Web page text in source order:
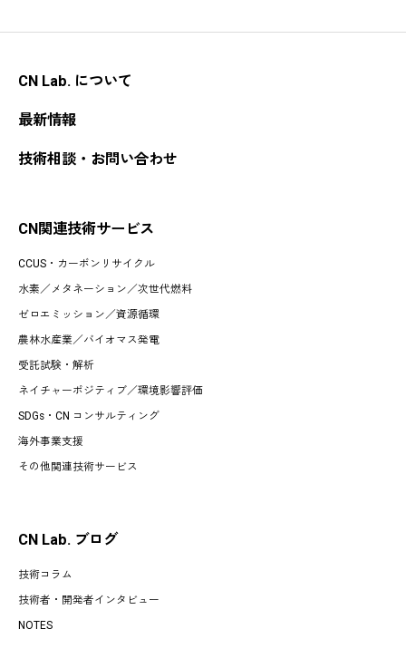
CN Lab. について
最新情報
技術相談・お問い合わせ
CN関連技術サービス
CCUS・カーボンリサイクル
水素 ／メタネーション ／次世代燃料
ゼロエミッション ／資源循環
農林水産業 ／バイオマス発電
受託試験・解析
ネイチャーポジティブ／環境影響評価
SDGs・CN コンサルティング
海外事業支援
その他関連技術サービス
CN Lab. ブログ
技術コラム
技術者・開発者インタビュー
NOTES